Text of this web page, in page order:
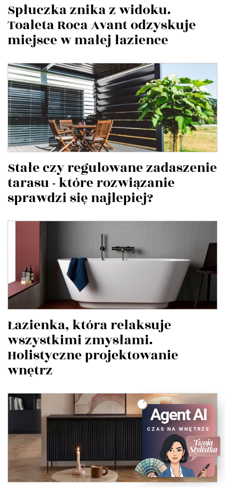
Spłuczka znika z widoku.
Toaleta Roca Avant odzyskuje
miejsce w małej łazience
Stałe czy regulowane zadaszenie
tarasu - które rozwiązanie
sprawdzi się najlepiej?
Łazienka, która relaksuje
wszystkimi zmysłami.
Holistyczne projektowanie
wnętrz
Agent AI
CZAS NA WNĘTRZE